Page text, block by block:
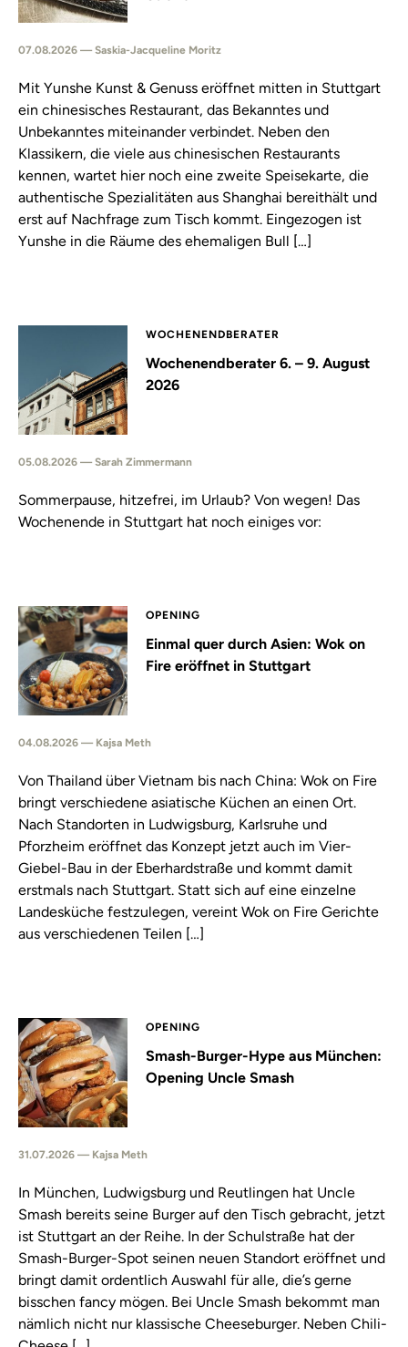
07.08.2026 — Saskia-Jacqueline Moritz
Mit Yunshe Kunst & Genuss eröffnet mitten in Stuttgart
ein chinesisches Restaurant, das Bekanntes und
Unbekanntes miteinander verbindet. Neben den
Klassikern, die viele aus chinesischen Restaurants
kennen, wartet hier noch eine zweite Speisekarte, die
authentische Spezialitäten aus Shanghai bereithält und
erst auf Nachfrage zum Tisch kommt. Eingezogen ist
Yunshe in die Räume des ehemaligen Bull […]
WOCHENENDBERATER
Wochenendberater 6. – 9. August
2026
05.08.2026 — Sarah Zimmermann
Sommerpause, hitzefrei, im Urlaub? Von wegen! Das
Wochenende in Stuttgart hat noch einiges vor:
OPENING
Einmal quer durch Asien: Wok on
Fire eröffnet in Stuttgart
04.08.2026 — Kajsa Meth
Von Thailand über Vietnam bis nach China: Wok on Fire
bringt verschiedene asiatische Küchen an einen Ort.
Nach Standorten in Ludwigsburg, Karlsruhe und
Pforzheim eröffnet das Konzept jetzt auch im Vier-
Giebel-Bau in der Eberhardstraße und kommt damit
erstmals nach Stuttgart. Statt sich auf eine einzelne
Landesküche festzulegen, vereint Wok on Fire Gerichte
aus verschiedenen Teilen […]
OPENING
Smash-Burger-Hype aus München:
Opening Uncle Smash
31.07.2026 — Kajsa Meth
In München, Ludwigsburg und Reutlingen hat Uncle
Smash bereits seine Burger auf den Tisch gebracht, jetzt
ist Stuttgart an der Reihe. In der Schulstraße hat der
Smash-Burger-Spot seinen neuen Standort eröffnet und
bringt damit ordentlich Auswahl für alle, die’s gerne
bisschen fancy mögen. Bei Uncle Smash bekommt man
nämlich nicht nur klassische Cheeseburger. Neben Chili-